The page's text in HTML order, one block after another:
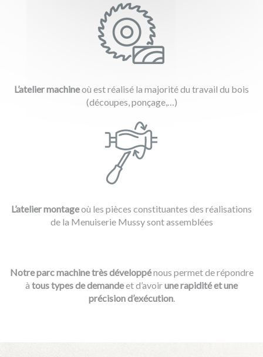
L’atelier machineoù est réalisé la majorité du travail du bois
(découpes, ponçage,…)
L’atelier montageoù les pièces constituantes des réalisations
de la Menuiserie Mussy sont assemblées
Notre parc machine très développénous permet de répondre
à tous types de demandeet d’avoirune rapidité et une
précision d’exécution.